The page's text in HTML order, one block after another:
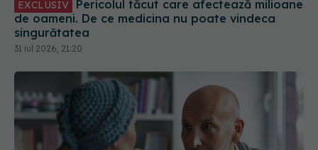
31 iul 2026, 21:20